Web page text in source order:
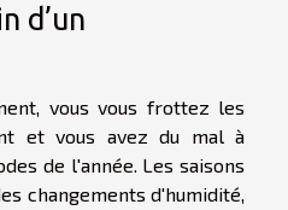
d’un
vous vous frottez les
et vous avez du mal à
de l'année. Les saisons
changements d'humidité,